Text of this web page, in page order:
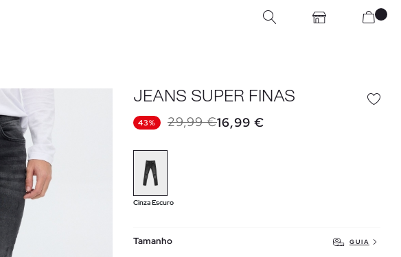
JEANS SUPER FINAS
43% 29,99 €16,99 €
Cinza Escuro
Tamanho GUIA